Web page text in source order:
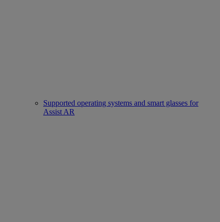
Supported operating systems and smart glasses for
Assist AR